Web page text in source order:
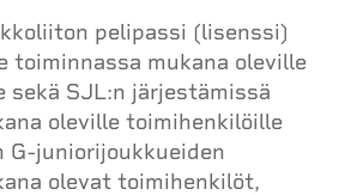
pelipassi (lisenssi)
toiminnassa mukana oleville
sekä SJL:n järjestämissä
oleville toimihenkilöille
G-juniorijoukkueiden
olevat toimihenkilöt,